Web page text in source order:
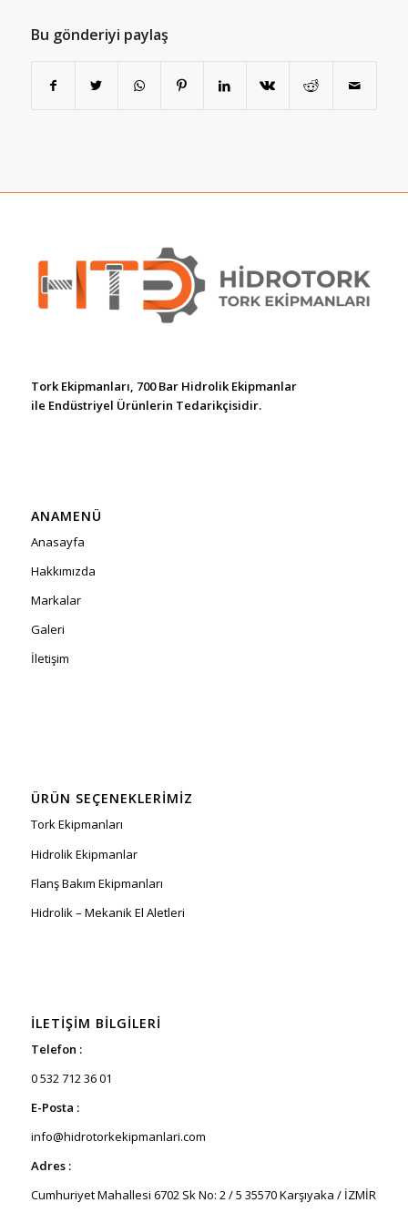
Bu gönderiyi paylaş
Tork Ekipmanları, 700 Bar Hidrolik Ekipmanlar
ile Endüstriyel Ürünlerin Tedarikçisidir.
ANAMENÜ
Anasayfa
Hakkımızda
Markalar
Galeri
İletişim
ÜRÜN SEÇENEKLERIMIZ
Tork Ekipmanları
Hidrolik Ekipmanlar
Flanş Bakım Ekipmanları
Hidrolik – Mekanik El Aletleri
İLETIŞIM BILGILERI
Telefon :
0 532 712 36 01
E-Posta :
info@hidrotorkekipmanlari.com
Adres :
Cumhuriyet Mahallesi 6702 Sk No: 2 / 5 35570 Karşıyaka / İZMİR